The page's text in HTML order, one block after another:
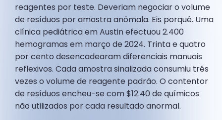
reagentes por teste. Deveriam negociar o volume
de resíduos por amostra anómala. Eis porquê. Uma
clínica pediátrica em Austin efectuou 2.400
hemogramas em março de 2024. Trinta e quatro
por cento desencadearam diferenciais manuais
reflexivos. Cada amostra sinalizada consumiu três
vezes o volume de reagente padrão. O contentor
de resíduos encheu-se com $12.40 de químicos
não utilizados por cada resultado anormal.